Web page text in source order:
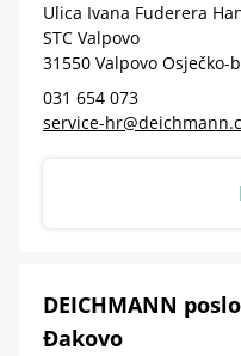
Ulica Ivana Fuderera
STC Valpovo
31550 Valpovo Osječko-
031 654 073
service-
DEICHMANN
Đakovo